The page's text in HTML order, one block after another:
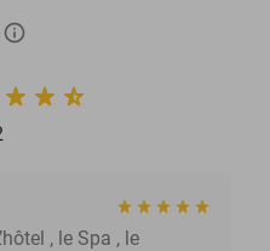
info_outlined
, le Spa , le